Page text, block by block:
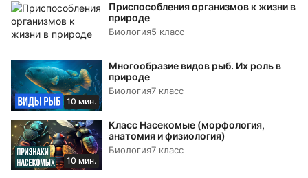
Приспособления организмов к жизни в
природе
Биология5 класс
10 мин.
Многообразие видов рыб. Их роль в
природе
Биология7 класс
10 мин.
Класс Насекомые (морфология,
анатомия и физиология)
Биология7 класс